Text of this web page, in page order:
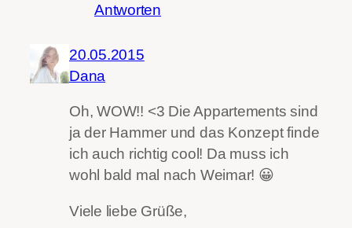
Antworten
20.05.2015
Dana
Oh, WOW!! <3 Die Appartements sind
ja der Hammer und das Konzept finde
ich auch richtig cool! Da muss ich
wohl bald mal nach Weimar! 😀
Viele liebe Grüße,